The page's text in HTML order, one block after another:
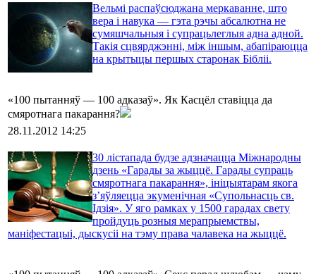
Вельмі распаўсюджана меркаванне, што
вера і навука — гэта рэчы абсалютна не
сумяшчальныя і супрацьлеглыя адна адной.
Такія сцвярджэнні, між іншым, абапіраюцца
на крытыцы першых старонак Бібліі.
«100 пытанняў — 100 адказаў». Як Касцёл ставіцца да
смяротнага пакарання?
28.11.2012 14:25
30 лістапада будзе адзначацца Міжнародны
дзень «Гарады за жыццё. Гарады супраць
смяротнага пакарання», ініцыятарам якога
з’яўляецца экуменічная «Супольнасць св.
Ідзія». У яго рамках у 1500 гарадах свету
пройдуць розныя мерапрыемствы,
маніфестацыі, дыскусіі на тэму права чалавека на жыццё.